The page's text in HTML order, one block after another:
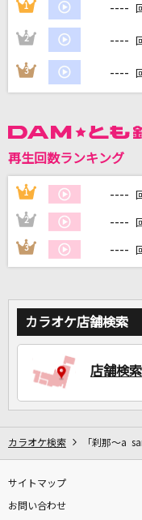
シャ乱Q
DAM
DAM
カ
家族や
1 ---- 回
2 ---- 回
3 ---- 回
再生回数ランキング
1 ---- 回
2 ---- 回
3 ---- 回
カラオケ店舗検索
店舗検索
カラオケ検索 「刹那～a
サイトマップ
お問い合わせ